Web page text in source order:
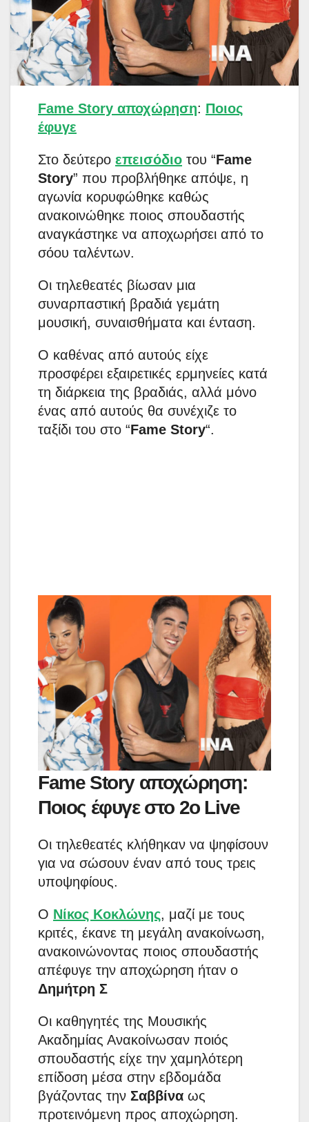
Fame Story αποχώρηση: Ποιος
έφυγε
Στο δεύτερο επεισόδιο του “Fame
Story” που προβλήθηκε απόψε, η
αγωνία κορυφώθηκε καθώς
ανακοινώθηκε ποιος σπουδαστής
αναγκάστηκε να αποχωρήσει από το
σόου ταλέντων.
Οι τηλεθεατές βίωσαν μια
συναρπαστική βραδιά γεμάτη
μουσική, συναισθήματα και ένταση.
Ο καθένας από αυτούς είχε
προσφέρει εξαιρετικές ερμηνείες κατά
τη διάρκεια της βραδιάς, αλλά μόνο
ένας από αυτούς θα συνέχιζε το
ταξίδι του στο “Fame Story“.
Fame Story αποχώρηση:
Ποιος έφυγε στο 2ο Live
Οι τηλεθεατές κλήθηκαν να ψηφίσουν
για να σώσουν έναν από τους τρεις
υποψηφίους.
Ο Νίκος Κοκλώνης, μαζί με τους
κριτές, έκανε τη μεγάλη ανακοίνωση,
ανακοινώνοντας ποιος σπουδαστής
απέφυγε την αποχώρηση ήταν ο
Δημήτρη Σ
Οι καθηγητές της Μουσικής
Ακαδημίας Ανακοίνωσαν ποιός
σπουδαστής είχε την χαμηλότερη
επίδοση μέσα στην εβδομάδα
βγάζοντας την Σαββίνα ως
προτεινόμενη προς αποχώρηση.